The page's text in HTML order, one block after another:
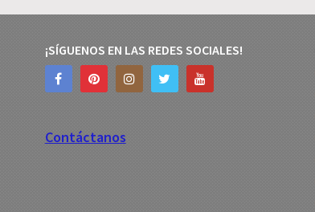
¡SÍGUENOS EN LAS REDES SOCIALES!
Contáctanos